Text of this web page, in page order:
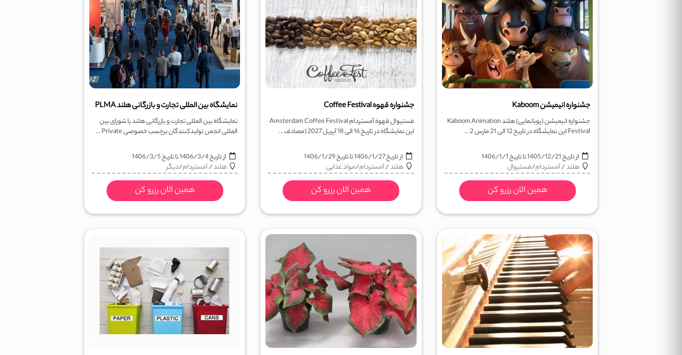
جشنواره انیمیشن Kaboom
جشنواره انیمیشن (پویانمایی) هلند Kaboom Animation
Festival این نمایشگاه در تاریخ 12 الی 21 مارس 2 ...
از تاریخ1405/12/21تا تاریخ1406/1/1
هلند/آمستردام/فستيوال
همین الان رزرو کن
جشنواره قهوه Coffee Festival
فستیوال قهوه آمستردام Amsterdam Coffee Festival
این نمایشگاه در تاریخ 16 الی 18 آپریل 2027 (مصادف ...
از تاریخ1406/1/27تا تاریخ1406/1/29
هلند/آمستردام/مواد غذایی
همین الان رزرو کن
نمایشگاه بین المللی تجارت و بازرگانی هلند PLMA
نمایشگاه بین المللی تجارت و بازرگانی هلند یا شورای بین
المللی انجمن تولیدکنندگان برچسب خصوصی Private ...
از تاریخ1406/3/4تا تاریخ1406/3/5
هلند/آمستردام/دیگر
همین الان رزرو کن